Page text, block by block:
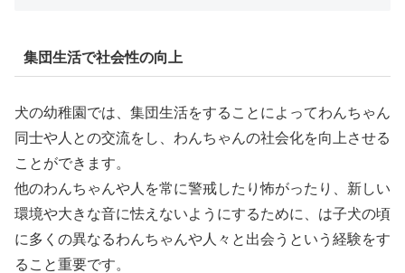
集団生活で社会性の向上
犬の幼稚園では、集団生活をすることによってわんちゃん
同士や人との交流をし、わんちゃんの社会化を向上させる
ことができます。
他のわんちゃんや人を常に警戒したり怖がったり、新しい
環境や大きな音に怯えないようにするために、は子犬の頃
に多くの異なるわんちゃんや人々と出会うという経験をす
ること重要です。